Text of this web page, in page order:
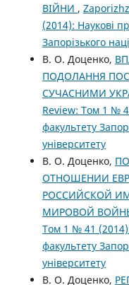
ВІЙНИ ,
(2014): Наукові
Запорізького
В. О. Доценко,
ПОДОЛАННЯ
СУЧАСНИМИ
Review: Том 1 №
факультету
університету
В. О. Доценко,
ОТНОШЕНИИ
РОССИЙСКОЙ
МИРОВОЙ
Том 1 № 41
факультету
університету
В. О. Доценко,